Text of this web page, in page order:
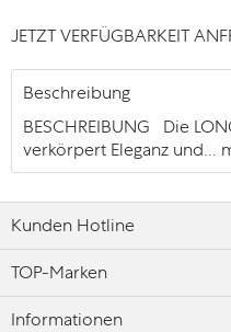
JETZT VERFÜGBARKEIT
Beschreibung
BESCHREIBUNG Die
verkörpert Eleganz und...
Kunden Hotline
TOP-Marken
Informationen